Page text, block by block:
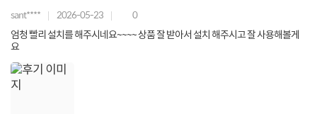
sant**** 2026-05-23 0
엄청 빨리 설치를 해주시네요~~~~ 상품 잘 받아서 설치 해주시고 잘 사용해볼게
요